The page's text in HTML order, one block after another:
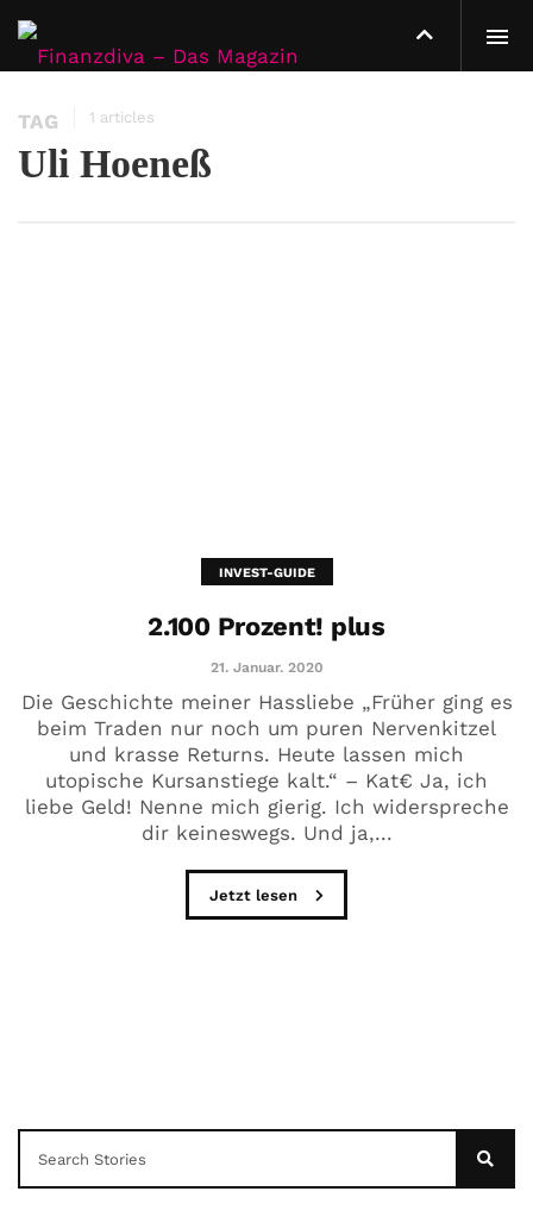
TAG 1 articles
Uli Hoeneß
INVEST-GUIDE
2.100 Prozent! plus
21. Januar. 2020
Die Geschichte meiner Hassliebe „Früher ging es
beim Traden nur noch um puren Nervenkitzel
und krasse Returns. Heute lassen mich
utopische Kursanstiege kalt.“ – Kat€ Ja, ich
liebe Geld! Nenne mich gierig. Ich widerspreche
dir keineswegs. Und ja,...
Jetzt lesen